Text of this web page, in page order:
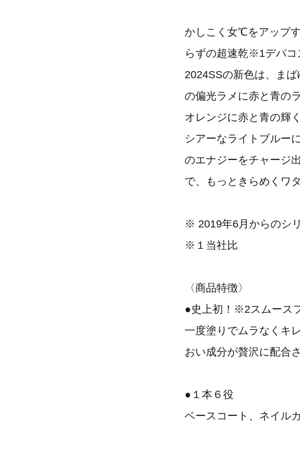
かしこく女℃をアップ
らずの超速乾※1デパコ
2024SSの新色は、ま
の偏光ラメに赤と青の
オレンジに赤と青の輝
シアーなライトブルー
のエナジーをチャージ
で、もっときらめくワタ
※ 2019年6月からのシ
※１当社比
〈商品特徴〉
●史上初！※2スムース
一度塗りでムラなくキ
おい成分が贅沢に配合
●１本６役
ベースコート、ネイル